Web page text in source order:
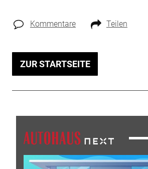
Kommentare Teilen
ZUR STARTSEITE